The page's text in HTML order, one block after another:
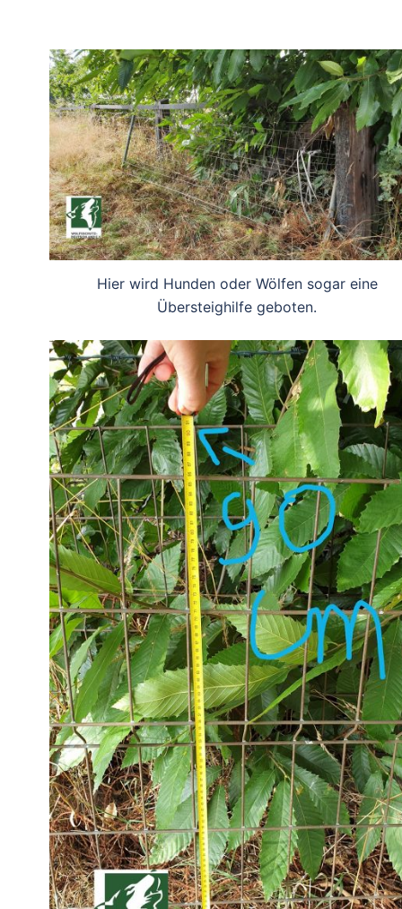
Hier wird Hunden oder Wölfen sogar eine
Übersteighilfe geboten.